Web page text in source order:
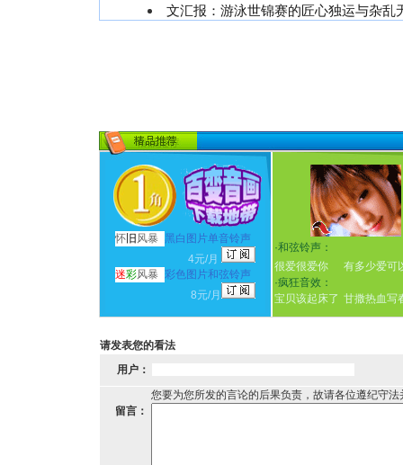
文汇报：游泳世锦赛的匠心独运与杂乱
怀 旧 风暴
黑白图片单音铃声
4元/月
迷彩风暴 彩色图片和弦铃声
8元/月
·和弦铃声：
很爱很爱你
有多少爱可
·疯狂音效：
宝贝该起床了 甘撒热血写
请发表您的看法
用户：
您要为您所发的言论的后果负责，故请各位遵纪守
留言：